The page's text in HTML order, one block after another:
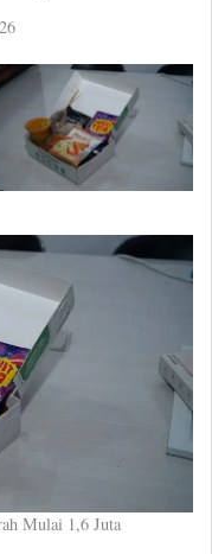
t
Mulai 1,6 Juta